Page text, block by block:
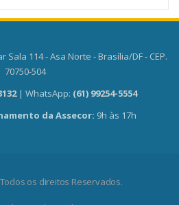
Sala 114 - Asa Norte - Brasília/DF - CEP.
70750-504
| WhatsApp: (61) 99254-5554
da Assecor: 9h às 17h
os direitos Reservados.